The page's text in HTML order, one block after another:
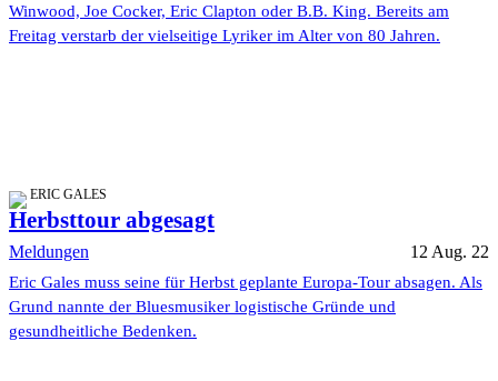
Winwood, Joe Cocker, Eric Clapton oder B.B. King. Bereits am
Freitag verstarb der vielseitige Lyriker im Alter von 80 Jahren.
ERIC GALES
Herbsttour abgesagt
Meldungen 12 Aug. 22
Eric Gales muss seine für Herbst geplante Europa-Tour absagen. Als
Grund nannte der Bluesmusiker logistische Gründe und
gesundheitliche Bedenken.